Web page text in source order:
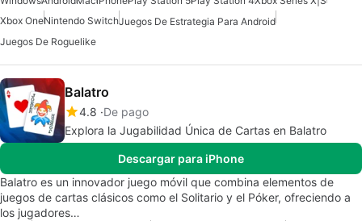
Xbox OneNintendo SwitchJuegos De Estrategia Para Android
Juegos De Roguelike
Balatro
4.8 De pago
Explora la Jugabilidad Única de Cartas en Balatro
Descargar para iPhone
Balatro es un innovador juego móvil que combina elementos de
juegos de cartas clásicos como el Solitario y el Póker, ofreciendo a
los jugadores…